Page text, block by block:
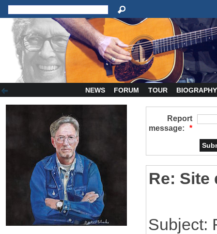
NEWS FORUM TOUR BIOGRAPHY
Report
message:
*
Re: Site
Subject: